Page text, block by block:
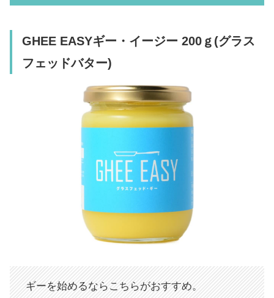
GHEE EASYギー・イージー 200ｇ(グラス
フェッドバター)
ギーを始めるならこちらがおすすめ。